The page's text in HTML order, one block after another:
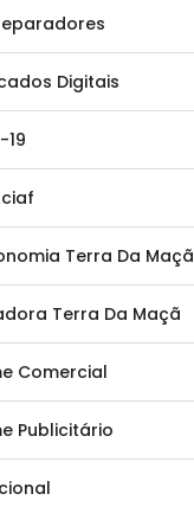
Digitais
19
Terra Da Maçã
Terra Da Maçã
Comercial
Publicitário